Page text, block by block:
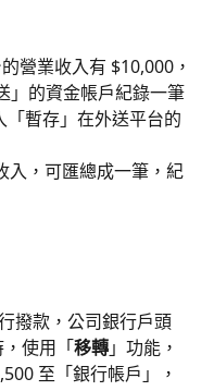
營業收入有 $10,000，
的資金帳戶紀錄一筆
「暫存」在外送平台的
入，可匯總成一筆，紀
撥款，公司銀行戶頭
使用「移轉」功能，
至「銀行帳戶」，